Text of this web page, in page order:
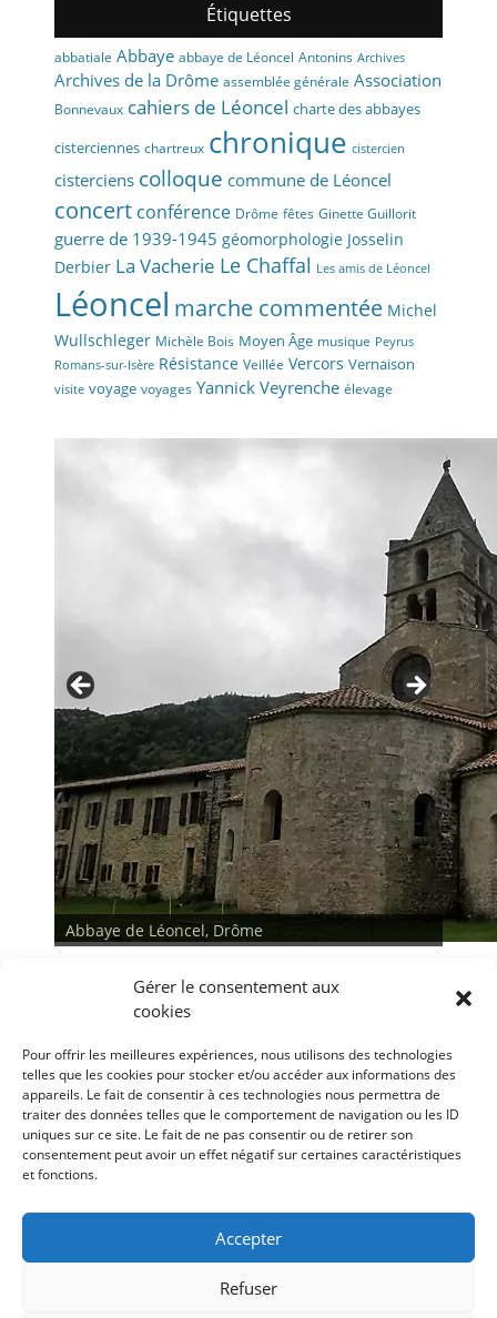
Gérer le consentement aux
cookies
Pour offrir les meilleures expériences, nous utilisons des technologies
telles que les cookies pour stocker et/ou accéder aux informations des
appareils. Le fait de consentir à ces technologies nous permettra de
traiter des données telles que le comportement de navigation ou les ID
uniques sur ce site. Le fait de ne pas consentir ou de retirer son
consentement peut avoir un effet négatif sur certaines caractéristiques
et fonctions.
Accepter
Refuser
Étiquettes
abbatiale Abbaye abbaye de Léoncel Antonins Archives
Archives de la Drôme assemblée générale Association
Bonnevaux cahiers de Léoncel charte des abbayes
cisterciennes chartreux chronique cistercien
cisterciens colloque commune de Léoncel
concert conférence Drôme fêtes Ginette Guillorit
guerre de 1939-1945 géomorphologie Josselin
Derbier La Vacherie Le Chaffal Les amis de Léoncel
Léoncel marche commentée Michel
Wullschleger Michèle Bois Moyen Âge musique Peyrus
Romans-sur-Isère Résistance Veillée Vercors Vernaison
visite voyage voyages Yannick Veyrenche élevage
Abbaye de Léoncel, Drôme
< >
Conditions générales
Déclaration de confidentialité